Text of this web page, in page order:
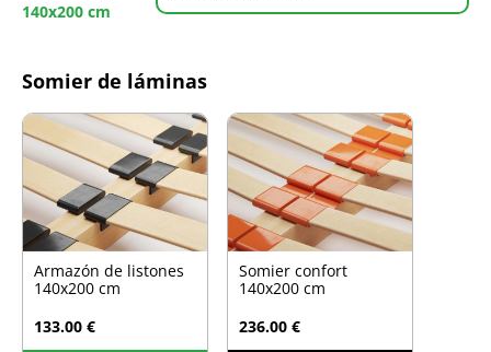
140x200 cm
Somier de láminas
Armazón de listones
140x200 cm
133.00 €
Somier confort
140x200 cm
236.00 €